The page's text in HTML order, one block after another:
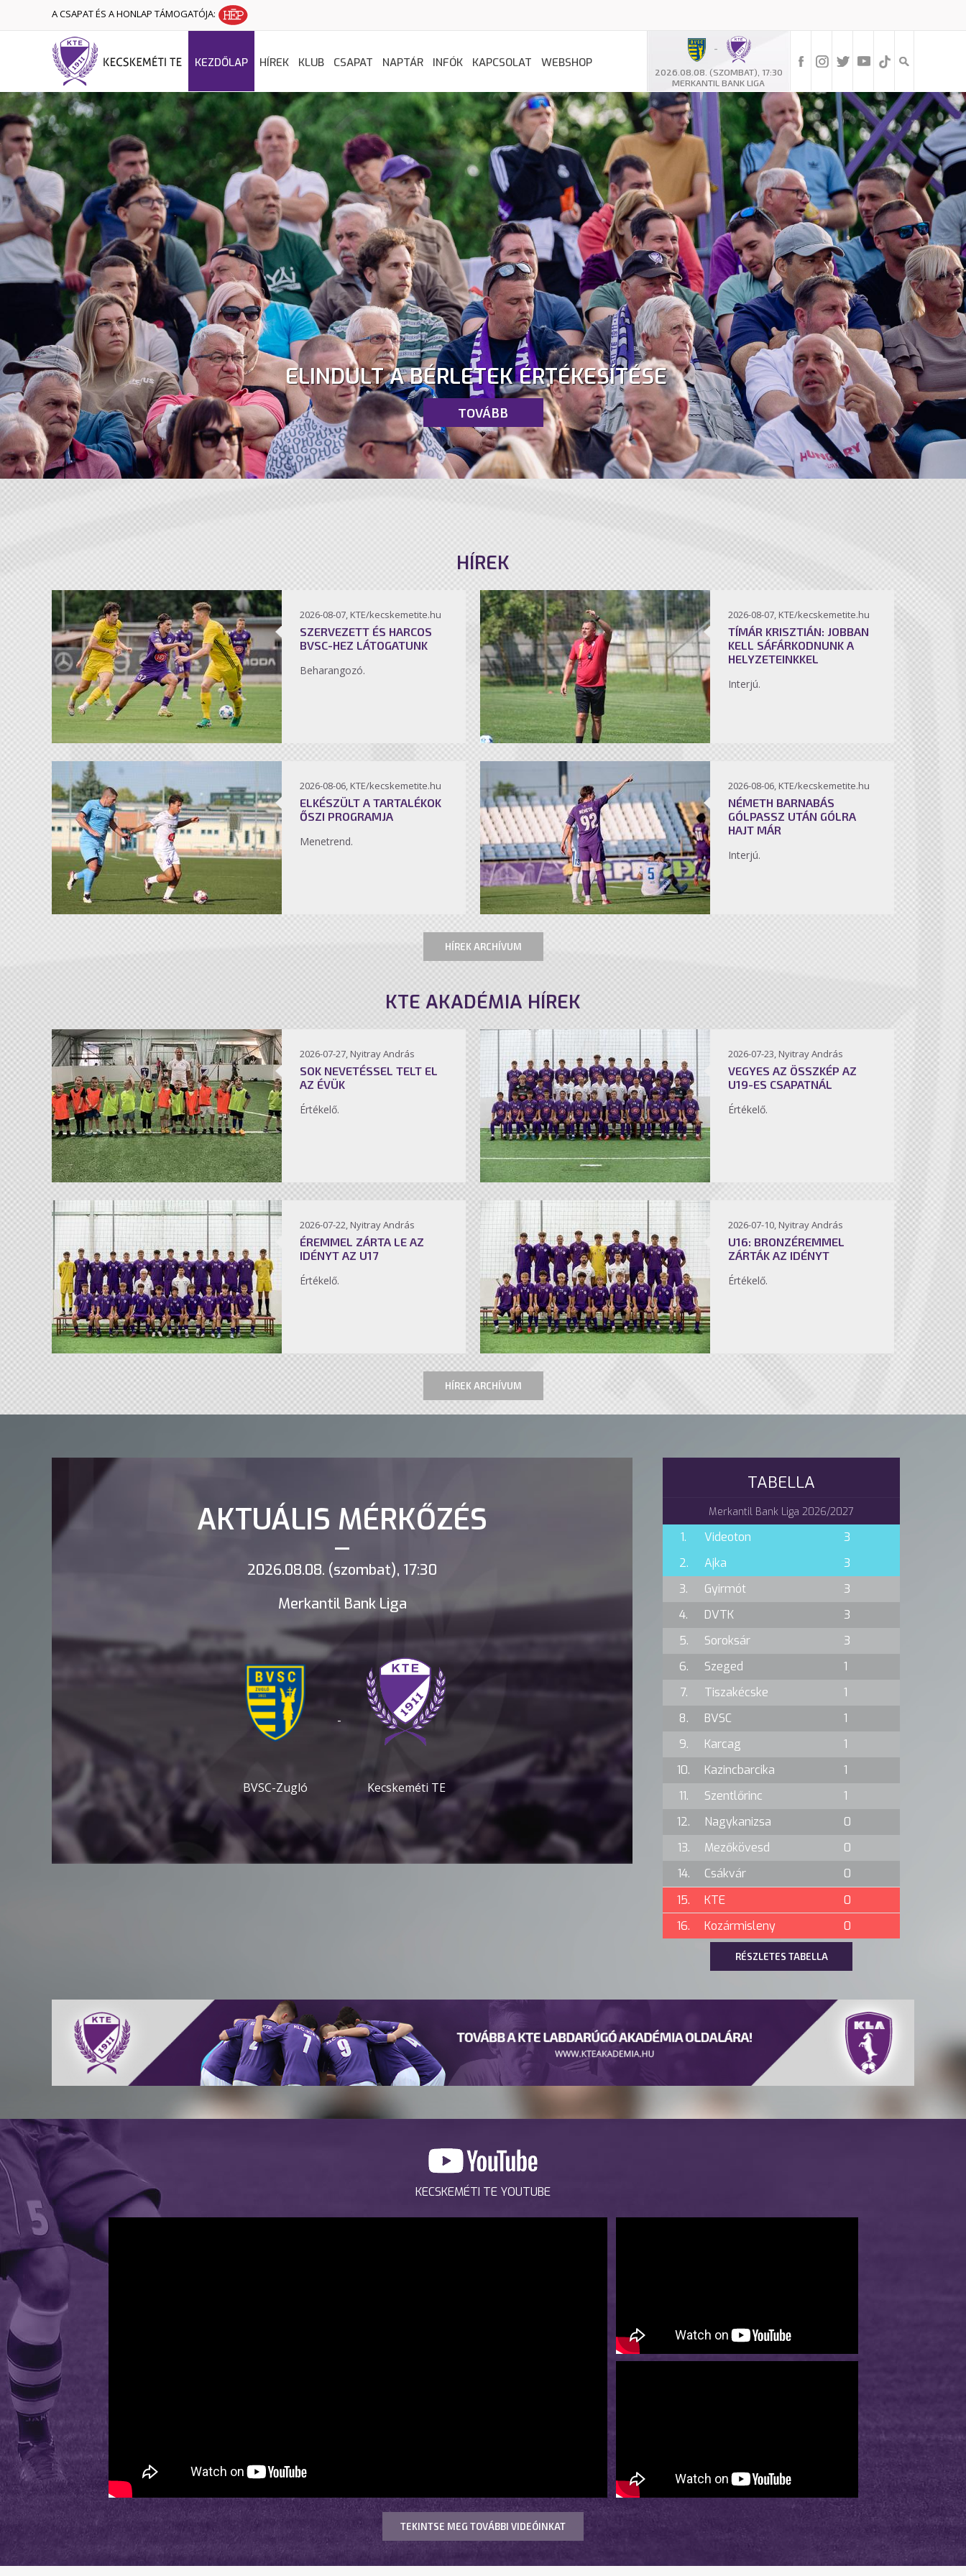
A CSAPAT ÉS A HONLAP TÁMOGATÓJA:
-
2026.08.08. (SZOMBAT), 17:30
MERKANTIL BANK LIGA
KEZDŐLAP HÍREK KLUB CSAPAT NAPTÁR INFÓK KAPCSOLAT WEBSHOP
ELINDULT A BÉRLETEK ÉRTÉKESÍTÉSE
TOVÁBB
HÍREK
2026-08-07, KTE/kecskemetite.hu
SZERVEZETT ÉS HARCOS
BVSC-HEZ LÁTOGATUNK
Beharangozó.
2026-08-07, KTE/kecskemetite.hu
TÍMÁR KRISZTIÁN: JOBBAN
KELL SÁFÁRKODNUNK A
HELYZETEINKKEL
Interjú.
2026-08-06, KTE/kecskemetite.hu
ELKÉSZÜLT A TARTALÉKOK
ŐSZI PROGRAMJA
Menetrend.
2026-08-06, KTE/kecskemetite.hu
NÉMETH BARNABÁS
GÓLPASSZ UTÁN GÓLRA
HAJT MÁR
Interjú.
HÍREK ARCHÍVUM
KTE AKADÉMIA HÍREK
2026-07-27, Nyitray András
SOK NEVETÉSSEL TELT EL
AZ ÉVÜK
Értékelő.
2026-07-23, Nyitray András
VEGYES AZ ÖSSZKÉP AZ
U19-ES CSAPATNÁL
Értékelő.
2026-07-22, Nyitray András
ÉREMMEL ZÁRTA LE AZ
IDÉNYT AZ U17
Értékelő.
2026-07-10, Nyitray András
U16: BRONZÉREMMEL
ZÁRTÁK AZ IDÉNYT
Értékelő.
HÍREK ARCHÍVUM
AKTUÁLIS MÉRKŐZÉS
2026.08.08. (szombat), 17:30
Merkantil Bank Liga
BVSC-Zugló
-
Kecskeméti TE
TABELLA
Merkantil Bank Liga 2026/2027
1. Videoton
3
2.
Ajka
3
3.
Gyirmót
3
4.
DVTK
3
5.
Soroksár
3
6.
Szeged
1
7.
Tiszakécske
1
8.
BVSC
1
9.
Karcag
1
10.
Kazincbarcika
1
11.
Szentlőrinc
1
12.
Nagykanizsa
0
13.
Mezőkövesd
0
14.
Csákvár
0
15.
KTE
0
16.
Kozármisleny 0
RÉSZLETES TABELLA
KECSKEMÉTI TE YOUTUBE
TEKINTSE MEG TOVÁBBI VIDEÓINKAT